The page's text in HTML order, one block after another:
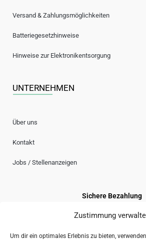
Zustimmung
Um dir ein optimales Erlebnis zu bieten,
Versand & Zahlungsmöglichkeiten
Batteriegesetzhinweise
Hinweise zur Elektronikentsorgung
UNTERNEHMEN
Über uns
Kontakt
Jobs / Stellenanzeigen
Sichere Bezahlung